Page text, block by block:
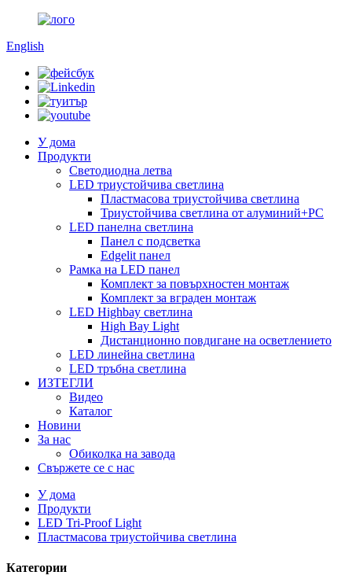
English
У дома
Продукти
Светодиодна летва
LED триустойчива светлина
Пластмасова триустойчива светлина
Триустойчива светлина от алуминий+PC
LED панелна светлина
Панел с подсветка
Edgelit панел
Рамка на LED панел
Комплект за повърхностен монтаж
Комплект за вграден монтаж
LED Highbay светлина
High Bay Light
Дистанционно повдигане на осветлението
LED линейна светлина
LED тръбна светлина
ИЗТЕГЛИ
Видео
Каталог
Новини
За нас
Обиколка на завода
Свържете се с нас
У дома
Продукти
LED Tri-Proof Light
Пластмасова триустойчива светлина
Категории